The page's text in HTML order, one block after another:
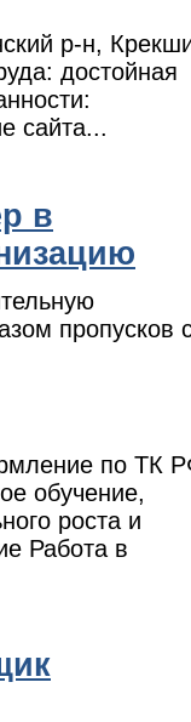
р-н,
достойная
сайта...
в
пропусков
по ТК
обучение,
роста и
Работа в